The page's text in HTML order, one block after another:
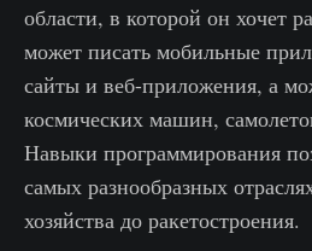
области, в которой он хочет
может писать мобильные
сайты и веб-приложения, а
космических машин,
Навыки программирования
самых разнообразных
хозяйства до ракетостроения.